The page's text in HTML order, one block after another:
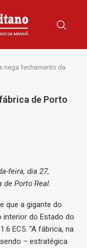
nega fechamento da
de Porto
feira, dia 27,
Porto Real.
que a gigante do
do Estado do
EC5. “A fábrica, na
– estratégica